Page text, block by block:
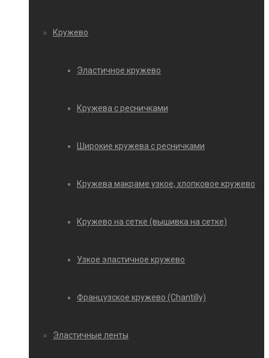
Кружево
Эластичное кружево
Кружева с ресничками
Широкие кружева с ресничками
Кружева макраме узкое, хлопковое кружево
Кружево на сетке (вышивка на сетке)
Узкое эластичное кружево
Французское кружево (Chantilly)
Эластичные ленты